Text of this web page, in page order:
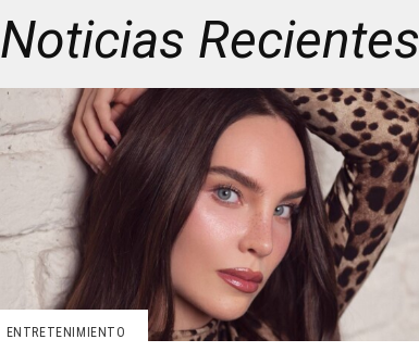
Noticias Recientes
ENTRETENIMIENTO